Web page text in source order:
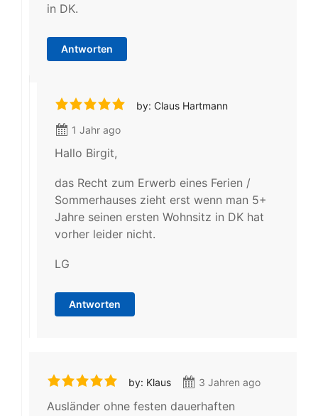
in DK.
Antworten
by: Claus Hartmann
1 Jahr ago
Hallo Birgit,
das Recht zum Erwerb eines Ferien /
Sommerhauses zieht erst wenn man 5+
Jahre seinen ersten Wohnsitz in DK hat
vorher leider nicht.
LG
Antworten
by: Klaus 3 Jahren ago
Ausländer ohne festen dauerhaften